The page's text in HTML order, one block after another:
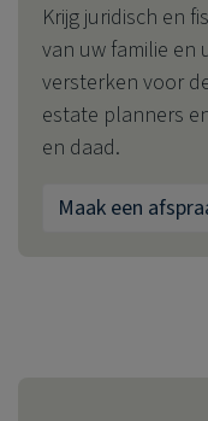
Krijg juridisch en
van uw familie en
versterken voor
estate planners
en daad.
Maak een